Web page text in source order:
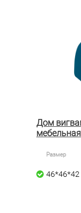
Дом
Размер